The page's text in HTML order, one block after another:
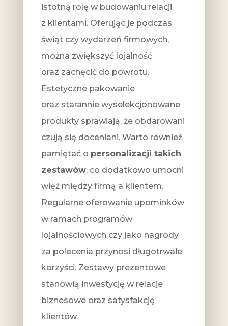
istotną rolę w budowaniu relacji
z klientami. Oferując je podczas
świąt czy wydarzeń firmowych,
można zwiększyć lojalność
oraz zachęcić do powrotu.
Estetyczne pakowanie
oraz starannie wyselekcjonowane
produkty sprawiają, że obdarowani
czują się doceniani. Warto również
pamiętać o personalizacji takich
zestawów, co dodatkowo umocni
więź między firmą a klientem.
Regularne oferowanie upominków
w ramach programów
lojalnościowych czy jako nagrody
za polecenia przynosi długotrwałe
korzyści. Zestawy prezentowe
stanowią inwestycję w relacje
biznesowe oraz satysfakcję
klientów.